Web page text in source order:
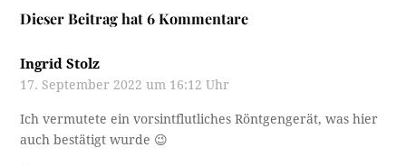
Dieser Beitrag hat 6 Kommentare
Ingrid Stolz
17. September 2022 um 16:12 Uhr
Ich vermutete ein vorsintflutliches Röntgengerät, was hier
auch bestätigt wurde 😉